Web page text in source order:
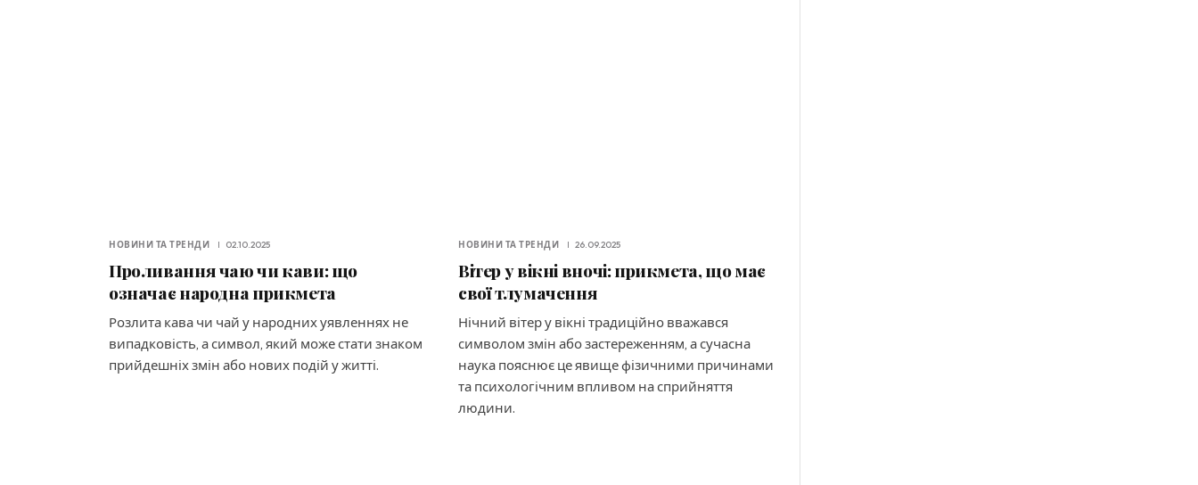
НОВИНИ ТА ТРЕНДИ 02.10.2025
Проливання чаю чи кави: що
означає народна прикмета
Розлита кава чи чай у народних уявленнях не
випадковість, а символ, який може стати знаком
прийдешніх змін або нових подій у житті.
НОВИНИ ТА ТРЕНДИ 26.09.2025
Вітер у вікні вночі: прикмета, що має
свої тлумачення
Нічний вітер у вікні традиційно вважався
символом змін або застереженням, а сучасна
наука пояснює це явище фізичними причинами
та психологічним впливом на сприйняття
людини.